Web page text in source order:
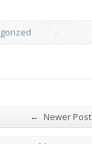
← Newer Post